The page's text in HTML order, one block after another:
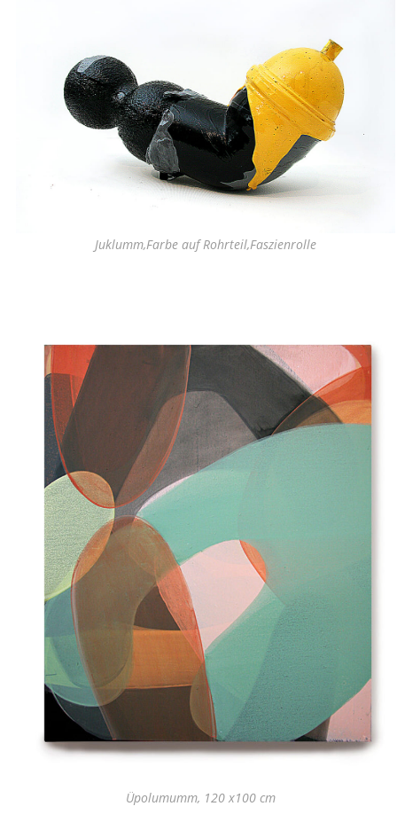
Juklumm,Farbe auf Rohrteil,Faszienrolle
Üpolumumm, 120 x100 cm